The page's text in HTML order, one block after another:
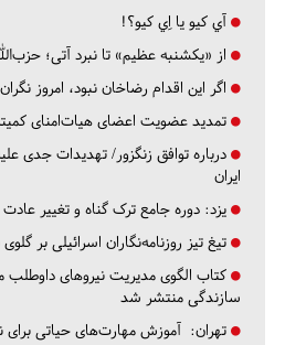
آي كيو يا اِي كيو؟!
از «یکشنبه عظیم» تا نبرد آتی؛
اگر این اقدام رضاخان نبود، امروز
تمدید عضویت اعضای هیات‌امنای
درباره توافق زنگزور/ تهدیدات جدی
ایران
یزد: دوره جامع ترک گناه و تغییر عادت
تیغ تیز روزنامه‌نگاران اسرائیلی بر گلوی
کتاب الگوی مدیریت نیروهای داوطلب
سازندگی منتشر شد
تهران: آموزش مهارت‌های حیاتی برای